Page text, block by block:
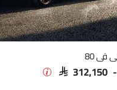
80
SAR